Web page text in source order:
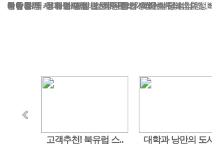
서유럽 동유럽/발칸 동서유럽 런던/파리 출발,
부활절 성탄절/연말연시 이벤트/시즌투어
북유럽/러시아 아이슬란드 Fire & Ice
그리스/터키 스페인/포르투갈 이집트
한국/미국 테마여행 허니문 레저 맞춤여행
박람회 해외연수 전시/공연 VIP 의전
독일여행 가이드&차량 예약 대행 서비스
항공.호텔.열차
여행후기 포토앨범 여행정보 가이드 컬럼
예약문의 자주하는 질문 승차장소 공지사항
고객추천! 북유럽 스.. 대학과 낭만의 도